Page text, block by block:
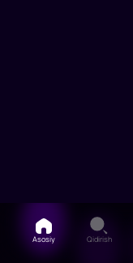
Asosiy Qidirish